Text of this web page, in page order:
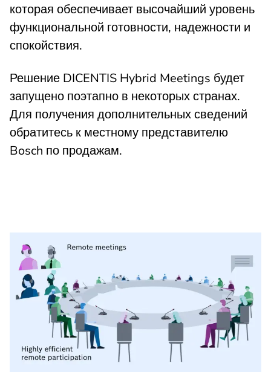
которая обеспечивает высочайший уровень
функциональной готовности, надежности и
спокойствия.
Решение DICENTIS Hybrid Meetings будет
запущено поэтапно в некоторых странах.
Для получения дополнительных сведений
обратитесь к местному представителю
Bosch по продажам.